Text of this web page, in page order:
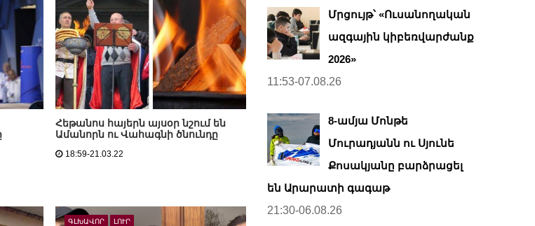
Հեթանոս հայերն այսօր նշում են
Ամանորն ու Վահագնի ծնունդը
18:59-21.03.22
ԳԼԽԱՎՈՐ ԼՈՒՐ
Մրցույթ՝ «Ուսանողական
ազգային կիբեռվարժանք
2026»
11:53-07.08.26
8-ամյա Մոնթե
Մուրադյանն ու Սյունե
Քոսակյանը բարձրացել
են Արարատի գագաթ
21:30-06.08.26